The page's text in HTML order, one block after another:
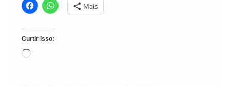
Mais
Curtir isso:
Carregando...